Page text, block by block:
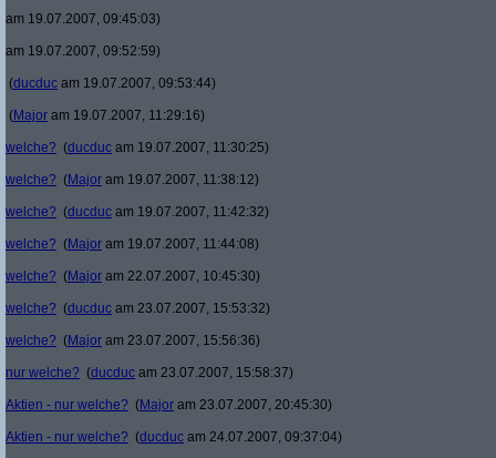
am 19.07.2007, 09:45:03)
am 19.07.2007, 09:52:59)
(ducduc am 19.07.2007, 09:53:44)
(Major am 19.07.2007, 11:29:16)
welche? (ducduc am 19.07.2007, 11:30:25)
welche? (Major am 19.07.2007, 11:38:12)
welche? (ducduc am 19.07.2007, 11:42:32)
welche? (Major am 19.07.2007, 11:44:08)
welche? (Major am 22.07.2007, 10:45:30)
welche? (ducduc am 23.07.2007, 15:53:32)
welche? (Major am 23.07.2007, 15:56:36)
nur welche? (ducduc am 23.07.2007, 15:58:37)
Aktien - nur welche? (Major am 23.07.2007, 20:45:30)
Aktien - nur welche? (ducduc am 24.07.2007, 09:37:04)